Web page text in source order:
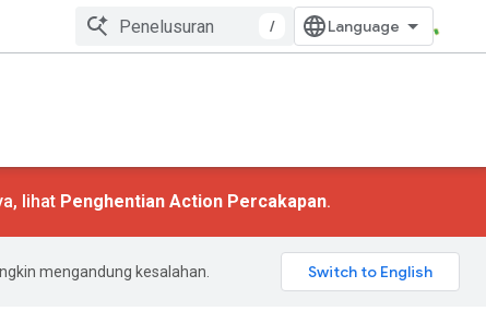
/
lihat Penghentian Action Percakapan.
mengandung kesalahan.